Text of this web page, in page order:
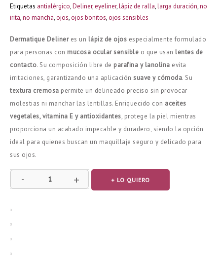
Etiquetas antialérgico,Deliner, eyeliner,lápiz de ralla,larga duración,no
irita,no mancha, ojos, ojos bonitos, ojos sensibles
Dermatique Delineres un lápiz de ojos especialmente formulado
para personas con mucosa ocular sensible o que usan lentes de
contacto. Su composición libre de parafina y lanolina evita
irritaciones, garantizando una aplicación suave y cómoda. Su
textura cremosa permite un delineado preciso sin provocar
molestias ni manchar las lentillas. Enriquecido con aceites
vegetales, vitamina E y antioxidantes, protege la piel mientras
proporciona un acabado impecable y duradero, siendo la opción
ideal para quienes buscan un maquillaje seguro y delicado para
sus ojos.
a
t
i
d
- + + LO QUIERO